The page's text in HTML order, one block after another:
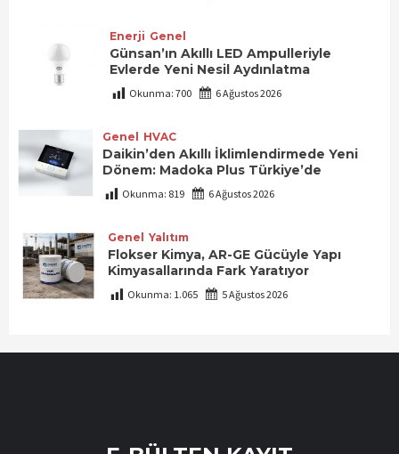
Enerji Genel
Günsan’ın Akıllı LED Ampulleriyle
Evlerde Yeni Nesil Aydınlatma
Okunma: 700 6 Ağustos 2026
Genel HVAC
Daikin’den Akıllı İklimlendirmede Yeni
Dönem: Madoka Plus Türkiye’de
Okunma: 819 6 Ağustos 2026
Genel Yalıtım
Flokser Kimya, AR-GE Gücüyle Yapı
Kimyasallarında Fark Yaratıyor
Okunma: 1.065 5 Ağustos 2026